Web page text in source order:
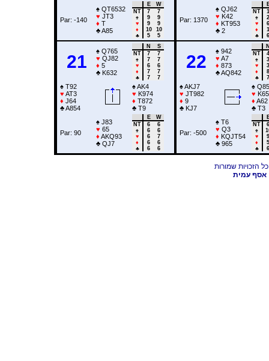
Par: -140
♠ QT6532
♥ JT3
♦ T
♣A85
E
W
NT
7
7
♠
9
9
♥
9
9
♦
10
10
♣
5 5
Par: 1370
♠ QJ62
♥ K42
♦ KT953
♣ 2
NT
1
♠
2
♥
6
♦
1
♣
6
21
♠ Q765
♥ QJ82
♦ 5
♣ K632
N
S
NT
7
7
♠
7
7
♥
6
6
♦
7
7
♣
7 7
♠ T92
♥ AT3
♦ J64
♣A854
♠AK4
♥ K974
♦ T872
♣ T9
Par: 90
♠ J83
♥ 65
♦ AKQ93
♣ QJ7
E
W
NT
6
6
♠
6
6
♥
6
7
♦
6
6
♣
6 6
22
♠ 942
♥ A7
♦ 873
♣AQ842
NT
4
♠
3
♥
3
♦
8
♣
7
♠AKJ7
♥ JT982
♦ 9
♣ KJ7
♠
♥
♦ A62
♣ T3
Par: -500
♠ T6
♥ Q3
♦ KQJT54
♣ 965
NT
6
♠
♥
9
♦
5
♣
6
אסף עמית